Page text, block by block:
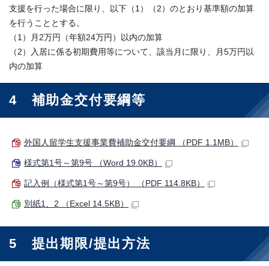
支援を行った場合に限り、以下（1）（2）のとおり基準額の加算
を行うこととする。
（1）月2万円（年額24万円）以内の加算
（2）入居に係る初期費用等について、該当月に限り、月5万円以
内の加算
4 補助金交付要綱等
外国人留学生支援事業費補助金交付要綱 （PDF 1.1MB）
様式第1号～第9号 （Word 19.0KB）
記入例（様式第1号～第9号） （PDF 114.8KB）
別紙1、2 （Excel 14.5KB）
5 提出期限/提出方法